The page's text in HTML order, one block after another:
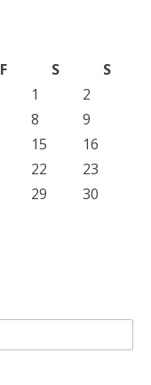
F S
S
1
2
8
9
15
16
22
23
29
30